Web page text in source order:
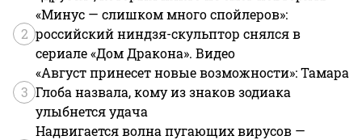
2
«Минус — слишком много спойлеров»:
российский ниндзя-скульптор снялся в
сериале «Дом Дракона». Видео
3
«Август принесет новые возможности»: Тамара
Глоба назвала, кому из знаков зодиака
улыбнется удача
Надвигается волна пугающих вирусов —